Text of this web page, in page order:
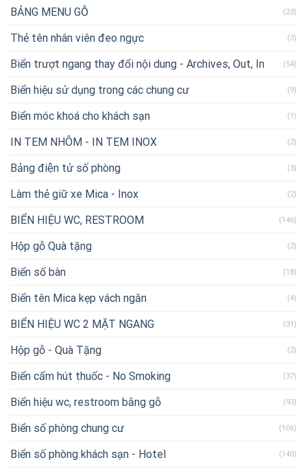
BẢNG MENU GỖ (23)
Thẻ tên nhân viên đeo ngực (3)
Biển trượt ngang thay đổi nội dung - Archives, Out, In (54)
Biển hiệu sử dụng trong các chung cư (9)
Biển móc khoá cho khách sạn (1)
IN TEM NHÔM - IN TEM INOX (2)
Bảng điện tử số phòng (3)
Làm thẻ giữ xe Mica - Inox (2)
BIỂN HIỆU WC, RESTROOM (146)
Hộp gỗ Quà tặng (2)
Biển số bàn (18)
Biển tên Mica kẹp vách ngăn (4)
BIỂN HIỆU WC 2 MẶT NGANG (31)
Hộp gỗ - Quà Tặng (2)
Biển cấm hút thuốc - No Smoking (37)
Biển hiệu wc, restroom bằng gỗ (93)
Biển số phòng chung cư (106)
Biển số phòng khách sạn - Hotel (140)